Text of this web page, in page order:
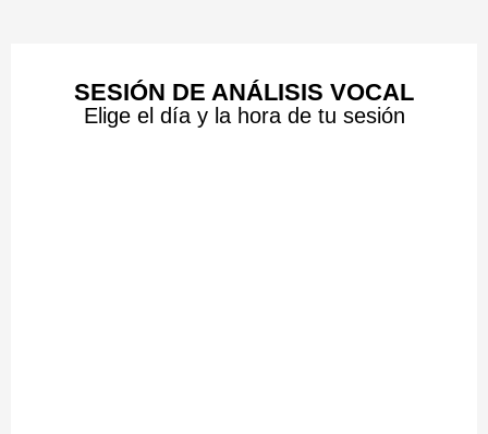
SESIÓN DE ANÁLISIS VOCAL
Elige el día y la hora de tu sesión